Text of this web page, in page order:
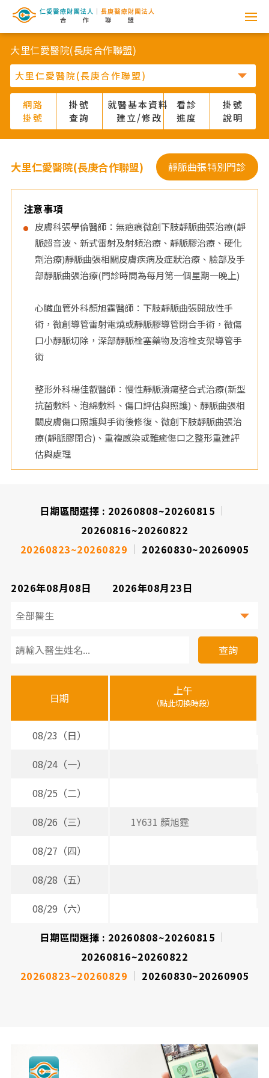
網
路
掛
號
系
統
-
仁
愛
大里仁愛醫院(長庚合作聯盟)
網路
掛號
掛號
查詢
就醫基本資料
建立/修改
看診
進度
掛號
說明
大里仁愛醫院(長庚合作聯盟) 靜脈曲張特別門診
注意事項
皮膚科張學倫醫師：無疤痕微創下肢靜脈曲張治療(靜
脈超音波、新式雷射及射頻治療、靜脈膠治療、硬化
劑治療)靜脈曲張相關皮膚疾病及症狀治療、臉部及手
部靜脈曲張治療(門診時間為每月第一個星期一晚上)
心臟血管外科顏旭霆醫師：下肢靜脈曲張開放性手
術，微創導管雷射電燒或靜脈膠導管閉合手術，微傷
口小靜脈切除，深部靜脈栓塞藥物及溶栓支架導管手
術
整形外科楊佳叡醫師：慢性靜脈潰瘍整合式治療(新型
抗菌敷料、泡綿敷料、傷口評估與照護)、靜脈曲張相
關皮膚傷口照護與手術後修復、微創下肢靜脈曲張治
療(靜脈膠閉合)、重複感染或難癒傷口之整形重建評
估與處理
日期區間選擇 : 20260808~20260815
20260816~20260822
20260823~20260829
20260830~20260905
2026年08月08日 2026年08月23日
診
醫
時
查詢
日期
上午
（點此切換時段）
08/23（日）
08/24（一）
08/25（二）
08/26（三）
1Y631 顏旭霆
08/27（四）
08/28（五）
08/29（六）
日期區間選擇 : 20260808~20260815
20260816~20260822
20260823~20260829
20260830~20260905